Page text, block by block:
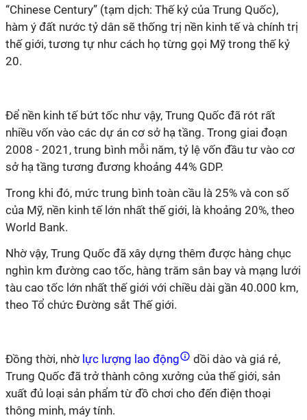
“Chinese Century” (tạm dịch: Thế kỷ của Trung Quốc),
hàm ý đất nước tỷ dân sẽ thống trị nền kinh tế và chính trị
thế giới, tương tự như cách họ từng gọi Mỹ trong thế kỷ
20.
Để nền kinh tế bứt tốc như vậy, Trung Quốc đã rót rất
nhiều vốn vào các dự án cơ sở hạ tầng. Trong giai đoạn
2008 - 2021, trung bình mỗi năm, tỷ lệ vốn đầu tư vào cơ
sở hạ tầng tương đương khoảng 44% GDP.
Trong khi đó, mức trung bình toàn cầu là 25% và con số
của Mỹ, nền kinh tế lớn nhất thế giới, là khoảng 20%, theo
World Bank.
Nhờ vậy, Trung Quốc đã xây dựng thêm được hàng chục
nghìn km đường cao tốc, hàng trăm sân bay và mạng lưới
tàu cao tốc lớn nhất thế giới với chiều dài gần 40.000 km,
theo Tổ chức Đường sắt Thế giới.
Đồng thời, nhờ lực lượng lao động
dồi dào và giá rẻ,
Trung Quốc đã trở thành công xưởng của thế giới, sản
xuất đủ loại sản phẩm từ đồ chơi cho đến điện thoại
thông minh, máy tính.